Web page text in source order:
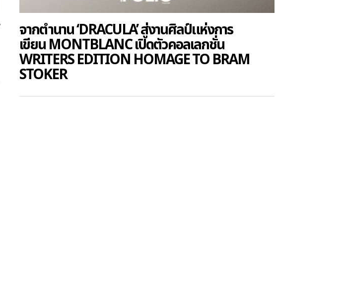
จากตำนาน ‘DRACULA’ สู่งานศิลป์แห่งการ
เขียน MONTBLANC เปิดตัวคอลเลกชั่น
WRITERS EDITION HOMAGE TO BRAM
STOKER